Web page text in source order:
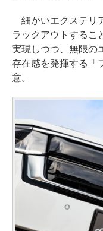
細かいエクステリ
ラックアウトするこ
実現しつつ、無限の
存在感を発揮する「
意。